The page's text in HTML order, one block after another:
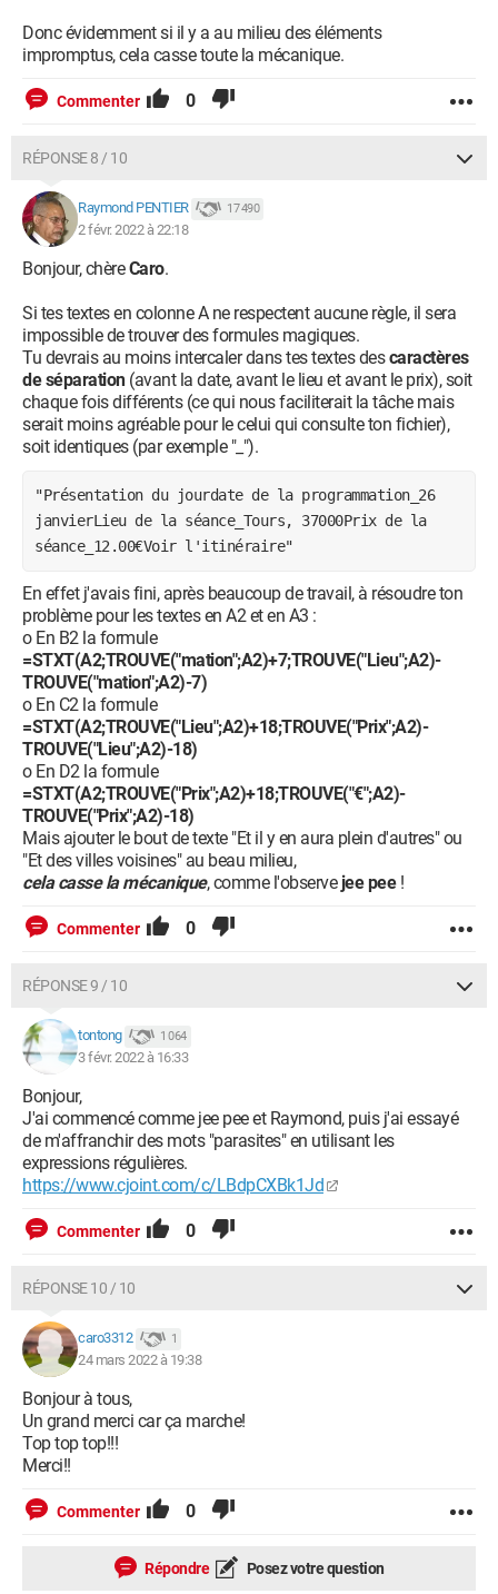
Donc évidemment si il y a au milieu des éléments
impromptus, cela casse toute la mécanique.
Commenter 0
RÉPONSE 8 / 10
Raymond PENTIER 17 490
2 févr. 2022 à 22:18
Bonjour, chèreCaro.
Si tes textes en colonne A ne respectent aucune règle, il sera
impossible de trouver des formules magiques.
Tu devrais au moins intercaler dans tes textes descaractères
de séparation (avant la date, avant le lieu et avant le prix), soit
chaque fois différents (ce qui nous faciliterait la tâche mais
serait moins agréable pour le celui qui consulte ton fichier),
soit identiques (par exemple "_").
"Présentation du jourdate de la programmation_26
janvierLieu de la séance_Tours, 37000Prix de la
séance_12.00€Voir l'itinéraire"
En effet j'avais fini, après beaucoup de travail, à résoudre ton
problème pour les textes en A2 et en A3 :
o En B2 la formule
=STXT(A2;TROUVE("mation";A2)+7;TROUVE("Lieu";A2)-
TROUVE("mation";A2)-7)
o En C2 la formule
=STXT(A2;TROUVE("Lieu";A2)+18;TROUVE("Prix";A2)-
TROUVE("Lieu";A2)-18)
o En D2 la formule
=STXT(A2;TROUVE("Prix";A2)+18;TROUVE("€";A2)-
TROUVE("Prix";A2)-18)
Mais ajouter le bout de texte "Et il y en aura plein d'autres" ou
"Et des villes voisines" au beau milieu,
cela casse la mécanique, comme l'observe jee pee !
Commenter 0
RÉPONSE 9 / 10
tontong 1 064
3 févr. 2022 à 16:33
Bonjour,
J'ai commencé comme jee pee et Raymond, puis j'ai essayé
de m'affranchir des mots "parasites" en utilisant les
expressions régulières.
https://www.cjoint.com/c/LBdpCXBk1Jd
Commenter 0
RÉPONSE 10 / 10
caro3312 1
24 mars 2022 à 19:38
Bonjour à tous,
Un grand merci car ça marche!
Top top top!!!
Merci!!
Commenter 0
Répondre Posez votre question